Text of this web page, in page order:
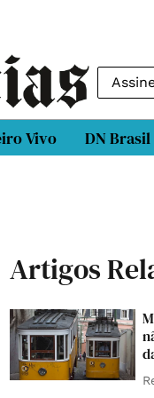
Vivo DN Brasil
Artigos